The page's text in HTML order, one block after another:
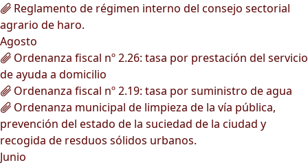
Reglamento de régimen interno del consejo sectorial
agrario de haro.
Agosto
Ordenanza fiscal nº 2.26: tasa por prestación del servicio
de ayuda a domicilio
Ordenanza fiscal nº 2.19: tasa por suministro de agua
Ordenanza municipal de limpieza de la vía pública,
prevención del estado de la suciedad de la ciudad y
recogida de resduos sólidos urbanos.
Junio